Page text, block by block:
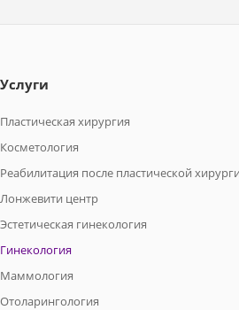
Услуги
Пластическая хирургия
Косметология
Реабилитация после пластической
Лонжевити центр
Эстетическая гинекология
Гинекология
Маммология
Отоларингология